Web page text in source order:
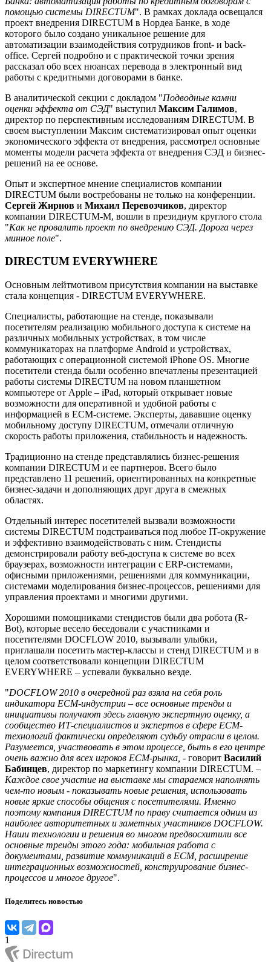
помощью системы DIRECTUM". В рамках доклада освещался
проект внедрения DIRECTUM в Нордеа Банке, в ходе
которого было создано уникальное решение для
автоматизации взаимодействия сотрудников front- и back-
office. Сергей подробно и с практической точки зрения
рассказал обо всех нюансах перевода в электронный вид
работы с кредитными договорами в банке.
В аналитической секции с докладом "Подводные камни
оценки эффекта от СЭД" выступил Максим Галимов,
директор по перспективным исследованиям DIRECTUM. В
своем выступлении Максим систематизировал опыт оценки
экономического эффекта от внедрения, рассмотрел основные
моменты модели расчета эффекта от внедрения СЭД и бизнес-
решений на ее основе.
Опыт и экспертное мнение специалистов компании
DIRECTUM были востребованы не только на конференции.
Сергей Жирнов и Михаил Перевозчиков, директор
компании DIRECTUM-M, вошли в президиум круглого стола
"Как не провалить проект по внедрению СЭД. Дорога через
минное поле".
DIRECTUM EVERYWHERE
Основным лейтмотивом присутствия компании на выставке
стала концепция - DIRECTUM EVERYWHERE.
Специалисты, работающие на стенде, показывали
посетителям реализацию мобильного доступа к системе на
различных мобильных устройствах, в том числе
коммуникаторах на платформе Android и устройствах,
работающих с операционной системой iPhone OS. Многие
посетители стенда были особенно впечатлены презентацией
работы системы DIRECTUM на новом планшетном
компьютере от Apple – iPad, который открывает новые
возможности для оперативной и удобной работы с
информацией в ECM-системе. Эксперты, дававшие оценку
мобильному доступу DIRECTUM, отмечали отличную
скорость работы приложения, стабильность и надежность.
Традиционно на стенде представлялись бизнес-решения
компании DIRECTUM и ее партнеров. Всего было
представлено 11 решений, ориентированных на конкретные
бизнес-задачи и дополняющих друг друга в смежных
областях.
Отдельный интерес посетителей вызвали возможности
системы DIRECTUM подстраиваться под любое IT-окружение
и эффективно взаимодействовать с ним. Cтендисты
демонстрировали работу веб-доступа к системе во всех
браузерах, возможности интеграции с ERP-системами,
офисными приложениями, решениями для коммуникации,
системами моделирования бизнес-процессов, решениями для
управления проектами и многими другими.
Хорошими помощниками стендистов были два робота (R-
Bot), которые весело беседовали с участниками и
посетителями DOCFLOW 2010, вызывали улыбки,
приглашали посетить мастер-классы и стенд DIRECTUM и в
целом соответствовали концепции DIRECTUM
EVERYWHERE – успевали буквально везде.
"DOCFLOW 2010 в очередной раз взяла на себя роль
индикатора ECM-индустрии – все основные тренды и
инициативы получают здесь главную экспертную оценку, а
сообщество ИТ-специалистов и экспертов в сфере ECM-
технологий фактически определяют судьбу отрасли в целом.
Разумеется, участвовать в этом процессе, быть в его центре
очень важно для всех игроков ECM-рынка, - говорит Василий
Бабинцев, директор по маркетингу компании DIRECTUM. –
Каждое свое участие на выставке мы стараемся наполнять
чем-то новым - показывать новые решения, использовать
новые яркие способы общения с посетителями. Именно
поэтому компания DIRECTUM по праву считается одним из
наиболее авторитетных и заметных участников DOCFLOW.
Наши технологии и решения во многом предвосхитили все
основные тренды этого года: мобильная работа с
документами, развитие коммуникаций в ECM, расширение
интеграционных возможностей, конструирование бизнес-
процессов и многое другое".
Поделитесь новостью
1